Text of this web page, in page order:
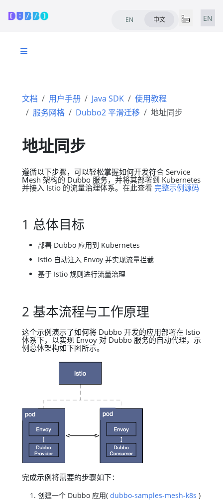
EN 中文 EN
文档 用户手册 Java SDK
使用教程
服务网格
Dubbo2 平滑迁移 地址同步
地址同步
遵循以下步骤，可以轻松掌握如何开发符合 Service
Mesh 架构的 Dubbo 服务，并将其部署到 Kubernetes
并接入 Istio 的流量治理体系。在此查看 完整示例源码
1 总体目标
部署 Dubbo 应用到 Kubernetes
Istio 自动注入 Envoy 并实现流量拦截
基于 Istio 规则进行流量治理
2 基本流程与工作原理
这个示例演示了如何将 Dubbo 开发的应用部署在 Istio
体系下，以实现 Envoy 对 Dubbo 服务的自动代理，示
例总体架构如下图所示。
完成示例将需要的步骤如下：
创建一个 Dubbo 应用( dubbo-samples-mesh-k8s )